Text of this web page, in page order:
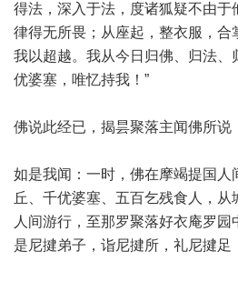
得法，深入于法，度诸狐疑不由于
律得无所畏；从座起，整衣服，合
我以超越。我从今日归佛、归法、
优婆塞，唯忆持我！”
佛说此经已，揭昙聚落主闻佛所说
如是我闻：一时，佛在摩竭提国人
丘、千优婆塞、五百乞残食人，从
人间游行，至那罗聚落好衣庵罗
是尼揵弟子，诣尼揵所，礼尼揵足